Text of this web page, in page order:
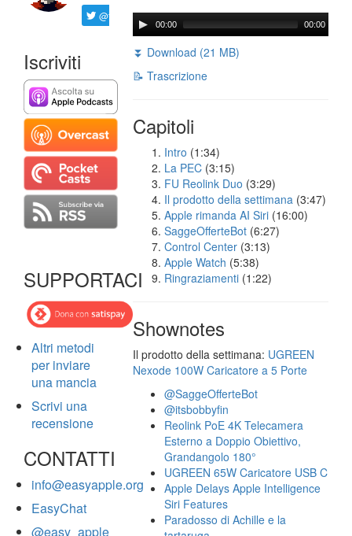
@ftrava
Iscriviti
SUPPORTACI
Altri metodi
per inviare
una mancia
Scrivi una
recensione
CONTATTI
info@easyapple.org
EasyChat
@easy_apple
00:00 00:00
⏬ Download (21 MB)
📝 Trascrizione
Capitoli
Intro (1:34)
La PEC (3:15)
FU Reolink Duo (3:29)
Il prodotto della settimana (3:47)
Apple rimanda AI Siri (16:00)
SaggeOfferteBot (6:27)
Control Center (3:13)
Apple Watch (5:38)
Ringraziamenti (1:22)
Shownotes
Il prodotto della settimana: UGREEN
Nexode 100W Caricatore a 5 Porte
@SaggeOfferteBot
@itsbobbyfin
Reolink PoE 4K Telecamera
Esterno a Doppio Obiettivo,
Grandangolo 180°
UGREEN 65W Caricatore USB C
Apple Delays Apple Intelligence
Siri Features
Paradosso di Achille e la